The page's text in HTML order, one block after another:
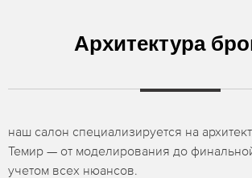
Архитектура
наш салон специализируется на
Темир — от моделирования до
учетом всех нюансов.